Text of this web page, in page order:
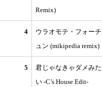
Remix)
4
ウラオモテ・フォーチ
ュン (mikipedia remix)
5
君じゃなきゃダメみた
い -C’s House Edit-